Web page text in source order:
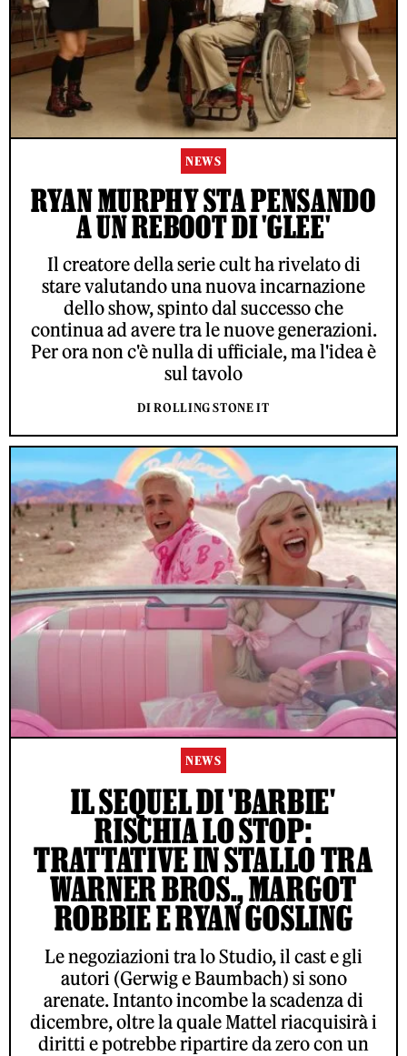
NEWS
RYAN MURPHY STA PENSANDO
A UN REBOOT DI 'GLEE'
Il creatore della serie cult ha rivelato di
stare valutando una nuova incarnazione
dello show, spinto dal successo che
continua ad avere tra le nuove generazioni.
Per ora non c'è nulla di ufficiale, ma l'idea è
sul tavolo
DI ROLLING STONE IT
NEWS
IL SEQUEL DI 'BARBIE'
RISCHIA LO STOP:
TRATTATIVE IN STALLO TRA
WARNER BROS., MARGOT
ROBBIE E RYAN GOSLING
Le negoziazioni tra lo Studio, il cast e gli
autori (Gerwig e Baumbach) si sono
arenate. Intanto incombe la scadenza di
dicembre, oltre la quale Mattel riacquisirà i
diritti e potrebbe ripartire da zero con un